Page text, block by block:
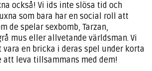
också! Vi ids inte slösa tid och
som bara har en social roll att
de spelar sexbomb, Tarzan,
mus eller allvetande världsman. Vi
vara en bricka i deras spel under korta
att leva tillsammans med dem!